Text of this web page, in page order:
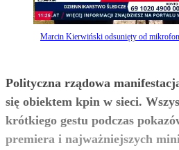
Marcin Kierwiński odsunięty od
Polityczna rządowa
się obiektem kpin w sieci.
krótkiego gestu podczas
premiera i najważniejszych